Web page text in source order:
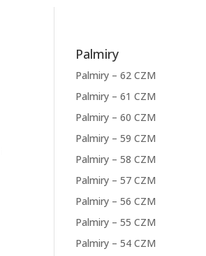
Palmiry
Palmiry – 62 CZM
Palmiry – 61 CZM
Palmiry – 60 CZM
Palmiry – 59 CZM
Palmiry – 58 CZM
Palmiry – 57 CZM
Palmiry – 56 CZM
Palmiry – 55 CZM
Palmiry – 54 CZM